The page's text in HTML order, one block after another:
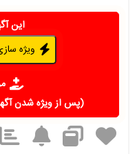
این
ویژه سازی (فقط
(پس از ویژه شدن